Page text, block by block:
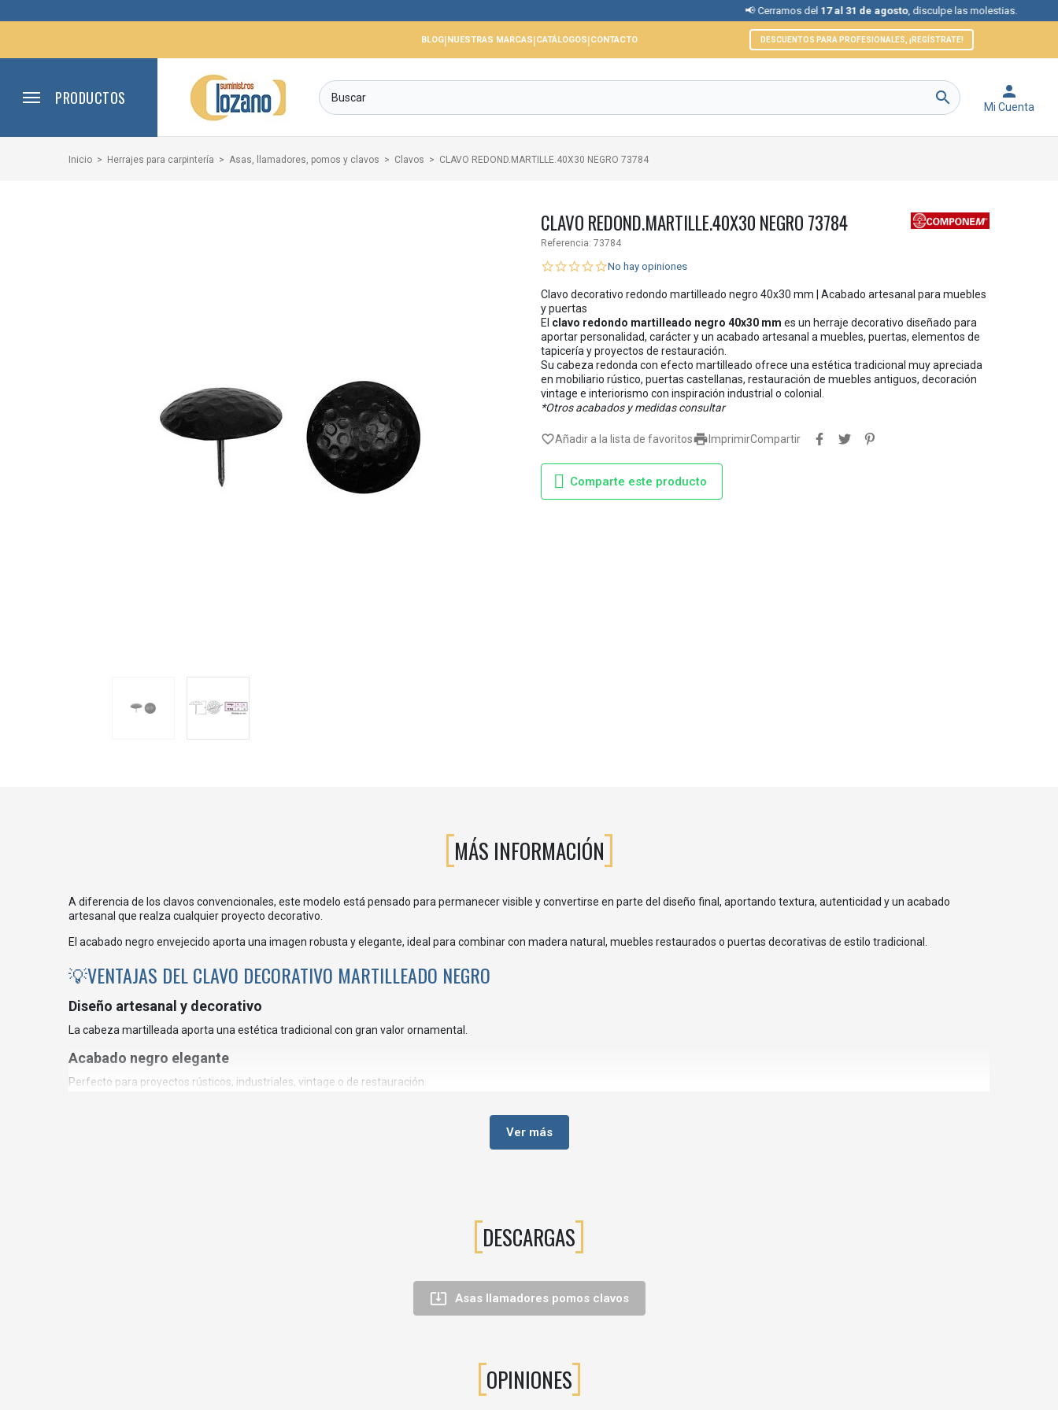
📢 Cerramos del17 al 31 de agosto , disculpe las molestias.
BLOG|NUESTRAS MARCAS|CATÁLOGOS|CONTACTO DESCUENTOS PARA PROFESIONALES, ¡REGÍSTRATE!
PRODUCTOS  
Mi Cuenta
Inicio Herrajes para carpintería Asas, llamadores, pomos y clavos Clavos CLAVO REDOND.MARTILLE.40X30 NEGRO 73784
CLAVO REDOND.MARTILLE.40X30 NEGRO 73784
Referencia: 73784
No hay opiniones
Clavo decorativo redondo martilleado negro 40x30 mm | Acabado artesanal para muebles
y puertas
El clavo redondo martilleado negro 40x30 mm es un herraje decorativo diseñado para
aportar personalidad, carácter y un acabado artesanal a muebles, puertas, elementos de
tapicería y proyectos de restauración.
Su cabeza redonda con efecto martilleado ofrece una estética tradicional muy apreciada
en mobiliario rústico, puertas castellanas, restauración de muebles antiguos, decoración
vintage e interiorismo con inspiración industrial o colonial.
*Otros acabados y medidas consultar
 Imprimir
favorite_borderAñadir a la lista de favoritos Compartir
Comparte este producto
MÁS INFORMACIÓN
A diferencia de los clavos convencionales, este modelo está pensado para permanecer visible y convertirse en parte del diseño final, aportando textura, autenticidad y un acabado
artesanal que realza cualquier proyecto decorativo.
El acabado negro envejecido aporta una imagen robusta y elegante, ideal para combinar con madera natural, muebles restaurados o puertas decorativas de estilo tradicional.
💡VENTAJAS DEL CLAVO DECORATIVO MARTILLEADO NEGRO
Diseño artesanal y decorativo
La cabeza martilleada aporta una estética tradicional con gran valor ornamental.
Acabado negro elegante
Perfecto para proyectos rústicos, industriales, vintage o de restauración.
Especialmente recomendado en trabajos donde se busca respetar una estética clásica o artesanal.
Ver más
DESCARGAS
 Asas llamadores pomos clavos
OPINIONES